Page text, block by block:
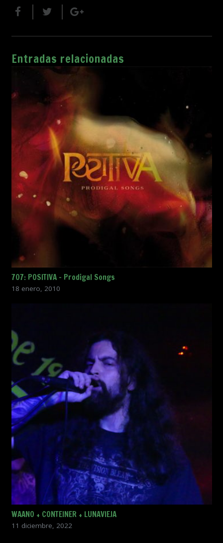
Entradas relacionadas
707: POSITIVA – Prodigal Songs
18 enero, 2010
WAANO + CONTEINER + LUNAVIEJA
11 diciembre, 2022